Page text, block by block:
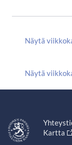
Näytä
Näytä
Kartta